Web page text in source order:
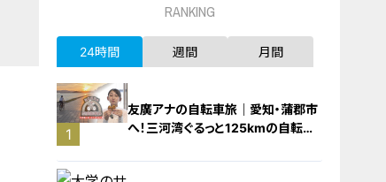
RANKING
24時間 週間 月間
1
友廣アナの自転車旅｜愛知・蒲郡市
へ！三河湾ぐるっと125kmの自転車